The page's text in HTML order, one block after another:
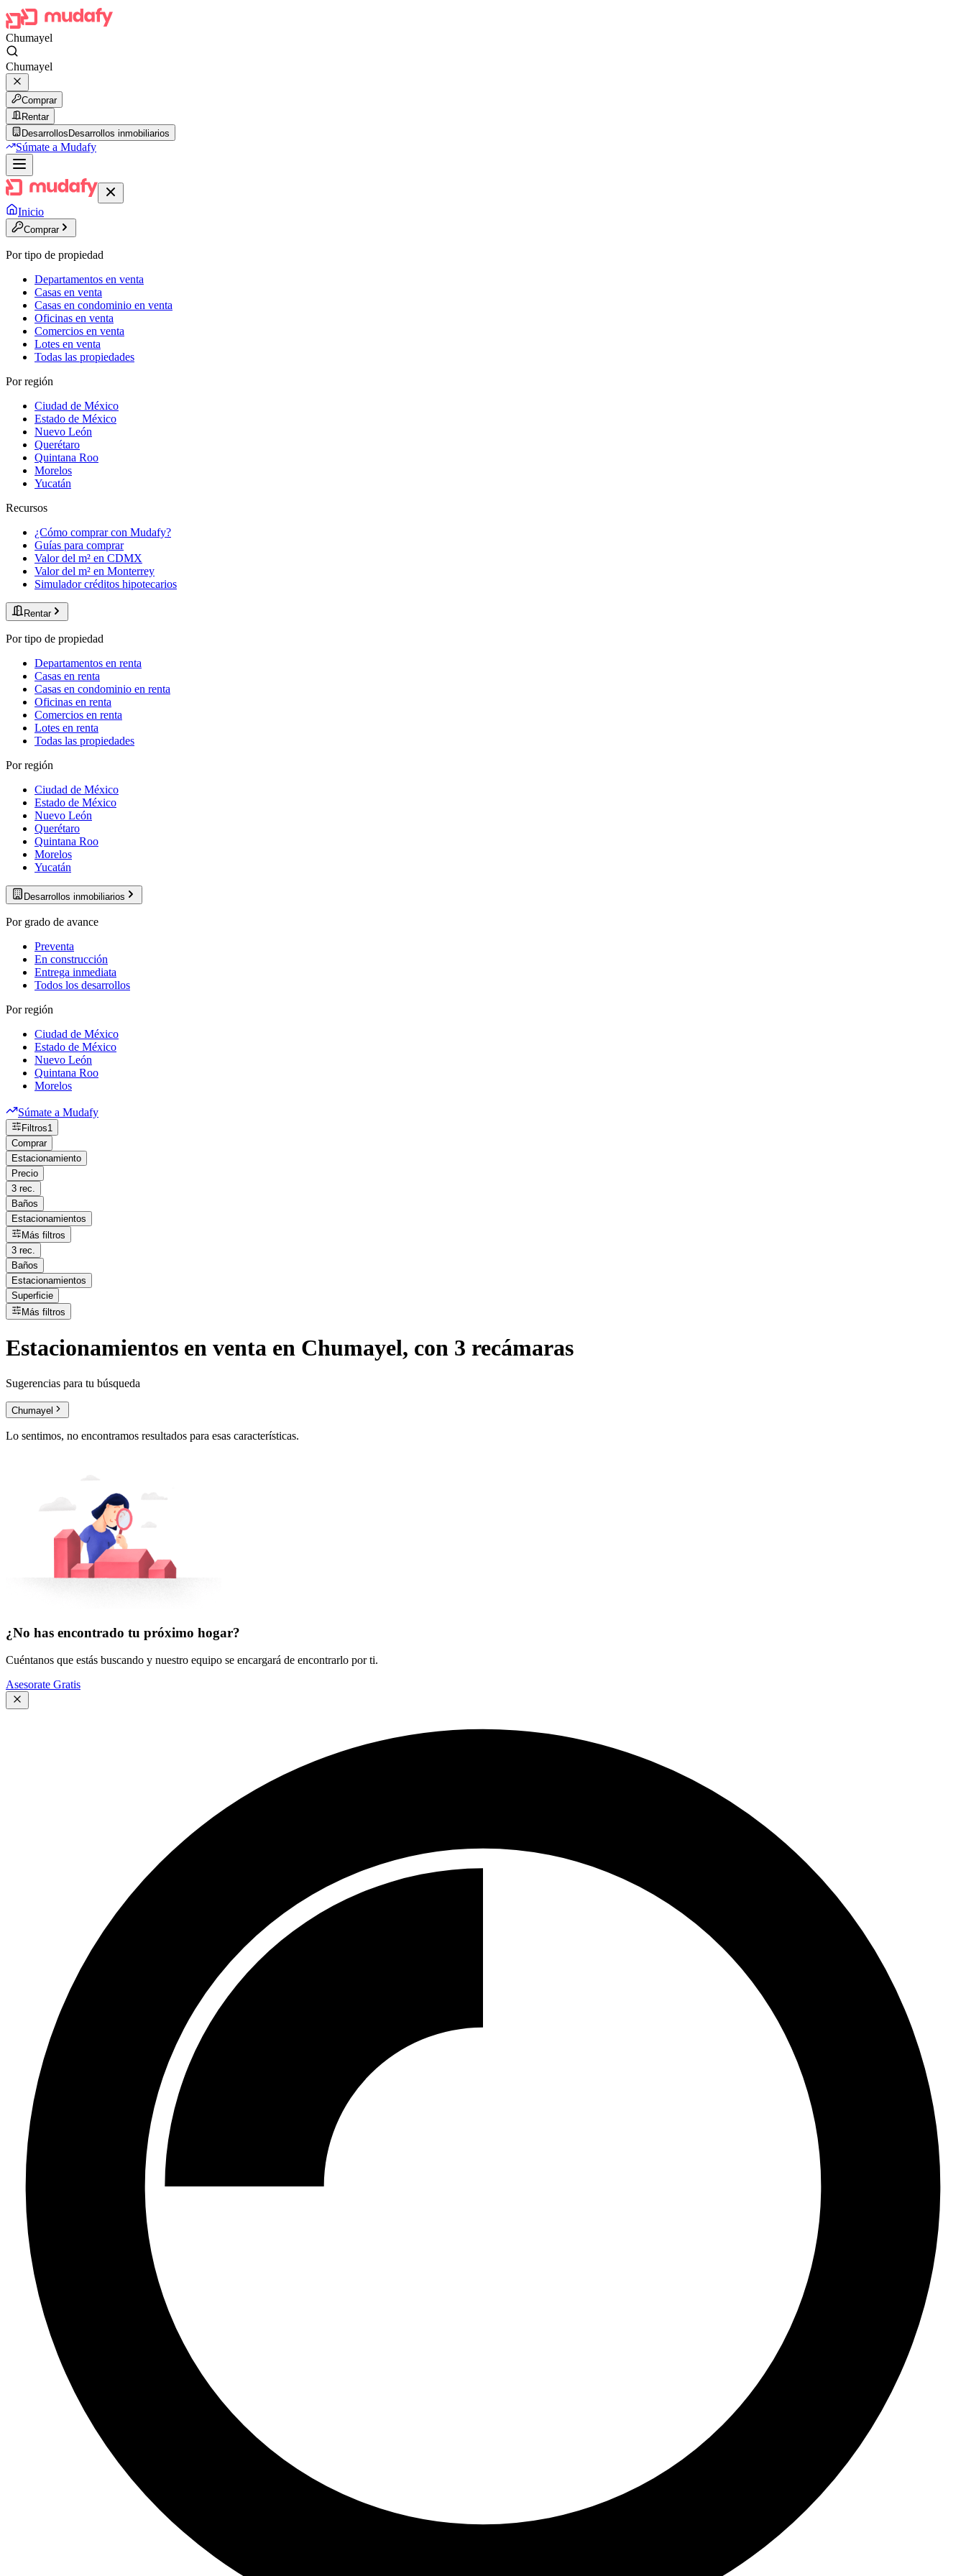
Chumayel
Chumayel
Comprar
Rentar
Desarrollos Desarrollos inmobiliarios
Súmate a Mudafy
Inicio
Comprar
Por tipo de propiedad
Departamentos en venta
Casas en venta
Casas en condominio en venta
Oficinas en venta
Comercios en venta
Lotes en venta
Todas las propiedades
Por región
Ciudad de México
Estado de México
Nuevo León
Querétaro
Quintana Roo
Morelos
Yucatán
Recursos
¿Cómo comprar con Mudafy?
Guías para comprar
Valor del m² en CDMX
Valor del m² en Monterrey
Simulador créditos hipotecarios
Rentar
Por tipo de propiedad
Departamentos en renta
Casas en renta
Casas en condominio en renta
Oficinas en renta
Comercios en renta
Lotes en renta
Todas las propiedades
Por región
Ciudad de México
Estado de México
Nuevo León
Querétaro
Quintana Roo
Morelos
Yucatán
Desarrollos inmobiliarios
Por grado de avance
Preventa
En construcción
Entrega inmediata
Todos los desarrollos
Por región
Ciudad de México
Estado de México
Nuevo León
Quintana Roo
Morelos
Súmate a Mudafy
Filtros1
Comprar
Estacionamiento
Precio
3 rec.
Baños
Estacionamientos
Más filtros
3 rec.
Baños
Estacionamientos
Superficie
Más filtros
Estacionamientos en venta en Chumayel, con 3 recámaras
Sugerencias para tu búsqueda
Chumayel
Lo sentimos, no encontramos resultados para esas características.
¿No has encontrado tu próximo hogar?
Cuéntanos que estás buscando y nuestro equipo se encargará de encontrarlo por ti.
Asesorate Gratis